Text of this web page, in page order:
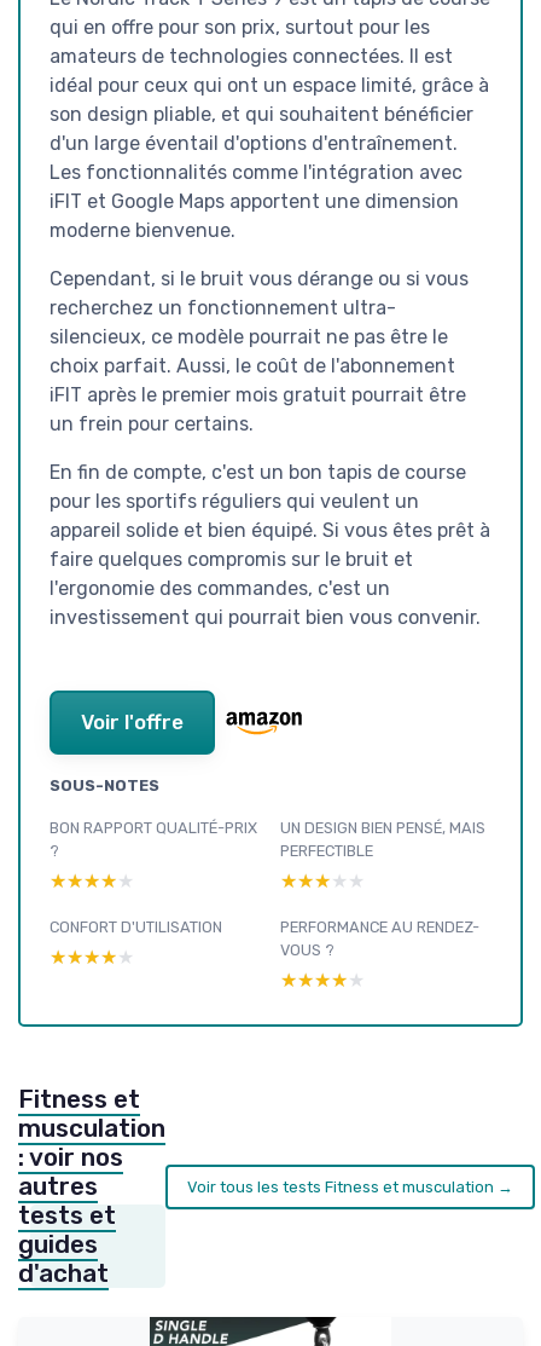
qui en offre pour son prix, surtout pour les
amateurs de technologies connectées. Il est
idéal pour ceux qui ont un espace limité, grâce à
son design pliable, et qui souhaitent bénéficier
d'un large éventail d'options d'entraînement.
Les fonctionnalités comme l'intégration avec
iFIT et Google Maps apportent une dimension
moderne bienvenue.
Cependant, si le bruit vous dérange ou si vous
recherchez un fonctionnement ultra-
silencieux, ce modèle pourrait ne pas être le
choix parfait. Aussi, le coût de l'abonnement
iFIT après le premier mois gratuit pourrait être
un frein pour certains.
En fin de compte, c'est un bon tapis de course
pour les sportifs réguliers qui veulent un
appareil solide et bien équipé. Si vous êtes prêt à
faire quelques compromis sur le bruit et
l'ergonomie des commandes, c'est un
investissement qui pourrait bien vous convenir.
Voir l'offre
SOUS-NOTES
BON RAPPORT QUALITÉ-PRIX
?
★★★★★
★★★★★
UN DESIGN BIEN PENSÉ, MAIS
PERFECTIBLE
★★★★★
★★★★★
CONFORT D'UTILISATION
★★★★★
★★★★★
PERFORMANCE AU RENDEZ-
VOUS ?
★★★★★
★★★★★
Fitness et
musculation
: voir nos
autres
tests et
guides
d'achat
Voir tous les tests Fitness et musculation →